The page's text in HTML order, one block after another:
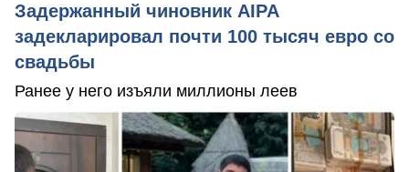
Задержанный чиновник AIPA
задекларировал почти 100 тысяч евро со
свадьбы
Ранее у него изъяли миллионы леев